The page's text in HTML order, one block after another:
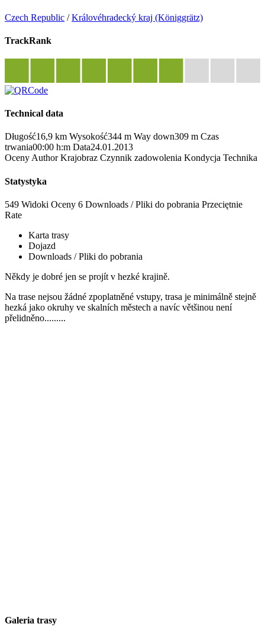
Czech Republic /Královéhradecký kraj (Königgrätz)
TrackRank
Technical data
Długość16,9 km Wysokość344 m Way down309 m Czas
trwania00:00 h:m Data24.01.2013
Oceny Author Krajobraz Czynnik zadowolenia Kondycja Technika
Statystyka
549 Widoki Oceny 6 Downloads / Pliki do pobrania Przeciętnie
Rate
Karta trasy
Dojazd
Downloads / Pliki do pobrania
Někdy je dobré jen se projít v hezké krajině.
Na trase nejsou žádné zpoplatněné vstupy, trasa je minimálně stejně
hezká jako okruhy ve skalních městech a navíc většinou není
přelidněno.........
Galeria trasy